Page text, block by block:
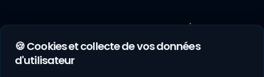
Contact
ARTICLES RÉCENTS
22 juil. 2026
🍪 Cookies et collecte de vos données
d'utilisateur